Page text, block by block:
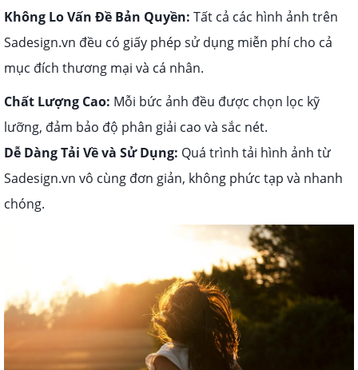
Không Lo Vấn Đề Bản Quyền: Tất cả các hình ảnh trên
Sadesign.vn đều có giấy phép sử dụng miễn phí cho cả
mục đích thương mại và cá nhân.
Chất Lượng Cao: Mỗi bức ảnh đều được chọn lọc kỹ
lưỡng, đảm bảo độ phân giải cao và sắc nét.
Dễ Dàng Tải Về và Sử Dụng: Quá trình tải hình ảnh từ
Sadesign.vn vô cùng đơn giản, không phức tạp và nhanh
chóng.